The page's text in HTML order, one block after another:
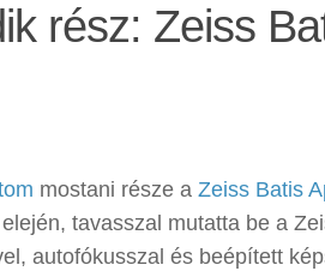
rész: Zeiss
mostani része a Zeiss Batis
tavasszal mutatta be a
autofókusszal és beépített